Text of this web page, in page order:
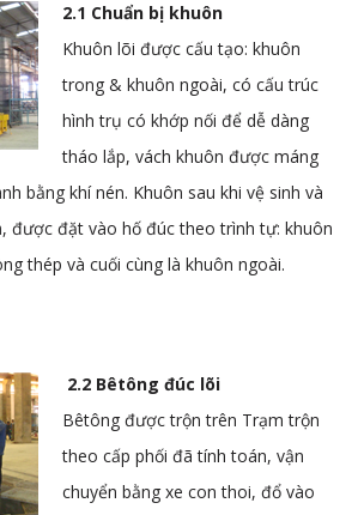
2.1 Chuẩn bị khuôn
Khuôn lõi được cấu tạo: khuôn
trong & khuôn ngoài, có cấu trúc
hình trụ có khớp nối để dễ dàng
tháo lắp, vách khuôn được máng
bằng khí nén. Khuôn sau khi vệ sinh và
được đặt vào hố đúc theo trình tự: khuôn
thép và cuối cùng là khuôn ngoài.
2.2 Bêtông đúc lõi
Bêtông được trộn trên Trạm trộn
theo cấp phối đã tính toán, vận
chuyển bằng xe con thoi, đổ vào